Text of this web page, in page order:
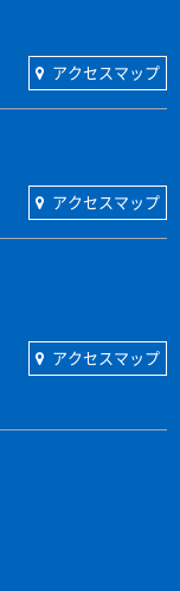
アクセスマップ
アクセスマップ
アクセスマップ